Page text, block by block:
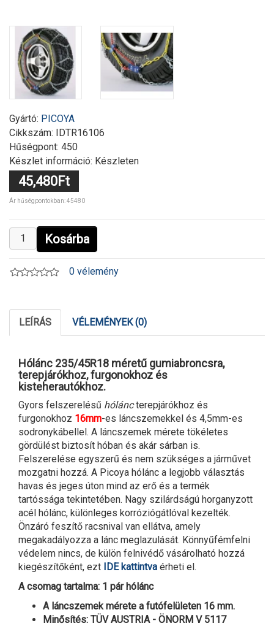
Gyártó: PICOYA
Cikkszám: IDTR16106
Hűségpont: 450
Készlet információ: Készleten
45,480Ft
Ár hűségpontokban: 45480
Kosárba
0 vélemény
LEÍRÁS VÉLEMÉNYEK (0)
Hólánc 235/45R18 méretű gumiabroncsra,
terepjárókhoz, furgonokhoz és
kisteherautókhoz.
Gyors felszerelésű hóláncterepjárókhoz és
furgonokhoz 16mm-es láncszemekkel és 4,5mm-es
sodronykábellel. A láncszemek mérete tökéletes
gördülést biztosít hóban és akár sárban is.
Felszerelése egyszerű és nem szükséges a járművet
mozgatni hozzá. A Picoya hólánc a legjobb választás
havas és jeges úton mind az erő és a termék
tartóssága tekintetében. Nagy szilárdságú horganyzott
acél hólánc, különleges korróziógátlóval kezelték.
Önzáró feszítő racsnival van ellátva, amely
megakadályozza a lánc meglazulását. Könnyűfémfelni
védelem nincs, de külön felnivédő vásárolható hozzá
kiegészítőként, ezt IDE kattintva érheti el.
A csomag tartalma: 1 pár hólánc
A láncszemek mérete a futófelületen 16 mm.
Minősítés: TÜV AUSTRIA - ÖNORM V 5117